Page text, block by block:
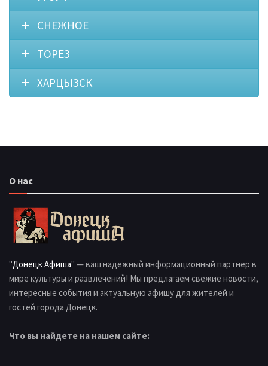
СНЕЖНОЕ
ТОРЕЗ
ХАРЦЫЗСК
О нас
"Донецк Афиша" — ваш надежный информационный партнер в
мире культуры и развлечений! Мы предлагаем свежие новости,
интересные события и актуальную афишу для жителей и
гостей города Донецк.
Что вы найдете на нашем сайте: